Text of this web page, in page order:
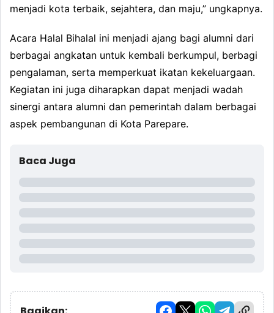
menjadi kota terbaik, sejahtera, dan maju,” ungkapnya.
Acara Halal Bihalal ini menjadi ajang bagi alumni dari
berbagai angkatan untuk kembali berkumpul, berbagi
pengalaman, serta memperkuat ikatan kekeluargaan.
Kegiatan ini juga diharapkan dapat menjadi wadah
sinergi antara alumni dan pemerintah dalam berbagai
aspek pembangunan di Kota Parepare.
Baca Juga